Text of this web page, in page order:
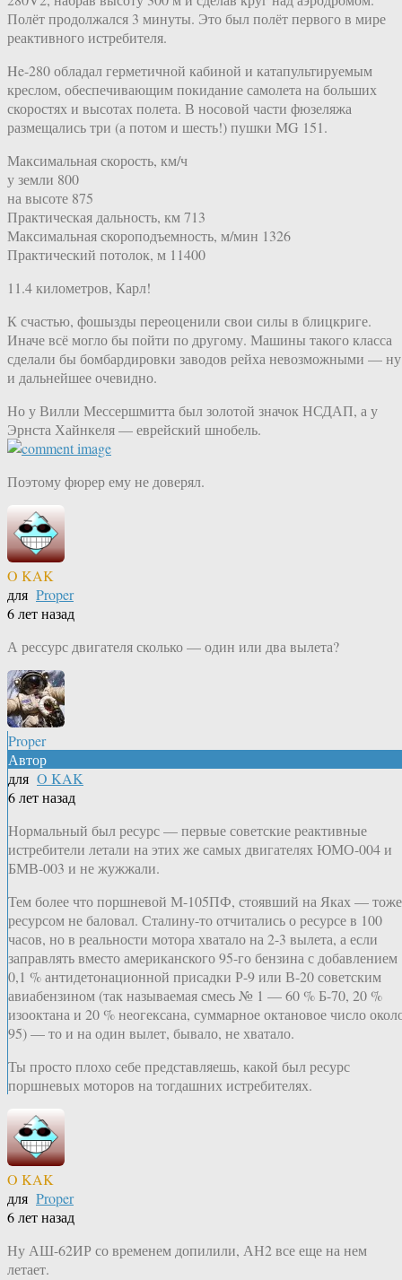
Полёт продолжался 3 минуты. Это был полёт первого в мире
реактивного истребителя.
He-280 обладал герметичной кабиной и катапультируемым
креслом, обеспечивающим покидание самолета на больших
скоростях и высотах полета. В носовой части фюзеляжа
размещались три (а потом и шесть!) пушки MG 151.
Максимальная скорость, км/ч
у земли 800
на высоте 875
Практическая дальность, км 713
Максимальная скороподъемность, м/мин 1326
Практический потолок, м 11400
11.4 километров, Карл!
К счастью, фошызды переоценили свои силы в блицкриге.
Иначе всё могло бы пойти по другому. Машины такого класса
сделали бы бомбардировки заводов рейха невозможными — ну
и дальнейшее очевидно.
Но у Вилли Мессершмитта был золотой значок НСДАП, а у
Эрнста Хайнкеля — еврейский шнобель.
Поэтому фюрер ему не доверял.
O KAK
для Proper
6 лет назад
А рессурс двигателя сколько — один или два вылета?
Proper
Автор
для O KAK
6 лет назад
Нормальный был ресурс — первые советские реактивные
истребители летали на этих же самых двигателях ЮМО-004 и
БМВ-003 и не жужжали.
Тем более что поршневой М-105ПФ, стоявший на Яках — тоже
ресурсом не баловал. Сталину-то отчитались о ресурсе в 100
часов, но в реальности мотора хватало на 2-3 вылета, а если
заправлять вместо американского 95-го бензина с добавлением
0,1 % антидетонационной присадки Р-9 или В-20 советским
авиабензином (так называемая смесь № 1 — 60 % Б-70, 20 %
изооктана и 20 % неогексана, суммарное октановое число
95) — то и на один вылет, бывало, не хватало.
Ты просто плохо себе представляешь, какой был ресурс
поршневых моторов на тогдашних истребителях.
O KAK
для Proper
6 лет назад
Ну АШ-62ИР со временем допилили, АН2 все еще на нем
летает.